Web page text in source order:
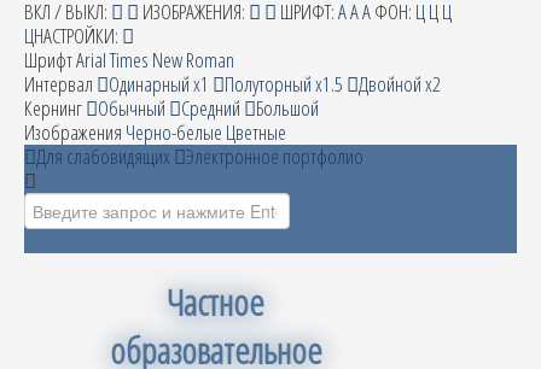
ВКЛ / ВЫКЛ: ИЗОБРАЖЕНИЯ: ШРИФТ:AAAФОН: ЦЦЦ
ЦНАСТРОЙКИ:
ШрифтArialTimes New Roman
Интервал
Одинарный х1 Полуторный х1.5
Двойной х2
Кернинг
Обычный Средний
Большой
Изображения Черно-белые Цветные
Для слабовидящих
Электронное портфолио
Искать...
Частное
образовательное